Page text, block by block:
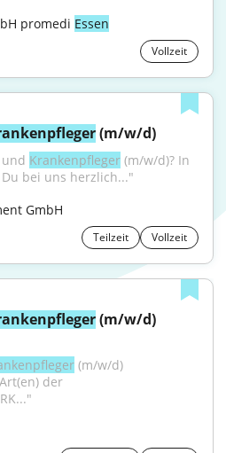
promedi Essen
Vollzeit
(m/w/d)
Krankenpfleger (m/w/d)? In
bei uns herzlich..."
GmbH
Teilzeit Vollzeit
(m/w/d)
(m/w/d)
der